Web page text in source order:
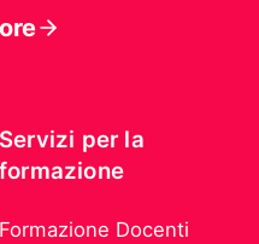
Servizi per la
formazione
Formazione Docenti